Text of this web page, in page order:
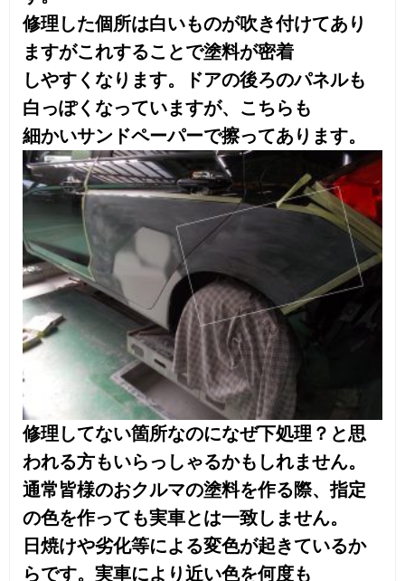
塗装完了直後です。
綺麗になったように見えますがまだおわり
ません。
吹き付けた塗料の小さいほこりやごみが混
入するのでそれを取り除き、最終の磨き
作業です。